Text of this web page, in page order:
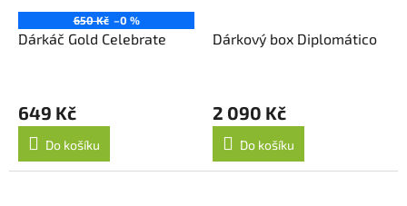
650 Kč –0 %
Dárkáč Gold Celebrate
649 Kč
Do košíku
Dárkový box Diplomático
2 090 Kč
Do košíku